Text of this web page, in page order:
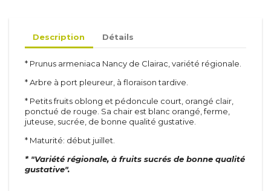
Description Détails
* Prunus armeniaca Nancy de Clairac, variété régionale.
* Arbre à port pleureur, à floraison tardive.
* Petits fruits oblong et pédoncule court, orangé clair,
ponctué de rouge. Sa chair est blanc orangé, ferme,
juteuse, sucrée, de bonne qualité gustative.
* Maturité: début juillet.
* "Variété régionale, à fruits sucrés de bonne qualité
gustative".